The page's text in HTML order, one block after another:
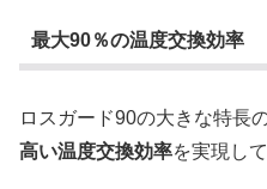
最大90％の温度交換効率
ロスガード90の大きな特長
高い温度交換効率を実現し